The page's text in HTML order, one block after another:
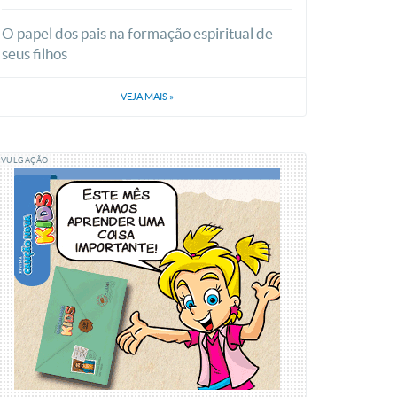
O papel dos pais na formação espiritual de
seus filhos
VEJA MAIS »